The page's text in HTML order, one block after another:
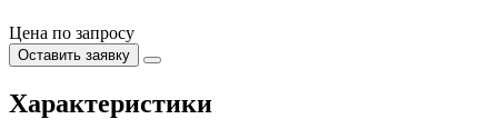
Цена по запросу
Оставить заявку
Характеристики